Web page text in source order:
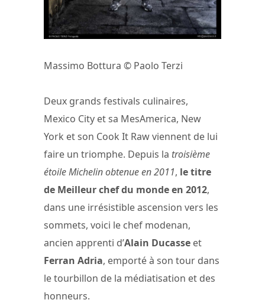
Massimo Bottura © Paolo Terzi
Deux grands festivals culinaires,
Mexico City et sa MesAmerica, New
York et son Cook It Raw viennent de lui
faire un triomphe. Depuis la troisième
étoile Michelin obtenue en 2011, le titre
de Meilleur chef du monde en 2012,
dans une irrésistible ascension vers les
sommets, voici le chef modenan,
ancien apprenti d’Alain Ducasse et
Ferran Adria, emporté à son tour dans
le tourbillon de la médiatisation et des
honneurs.